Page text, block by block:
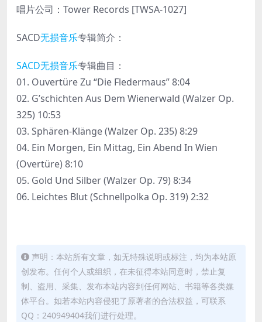
唱片公司：Tower Records [TWSA-1027]
SACD无损音乐专辑简介：
SACD无损音乐专辑曲目：
01. Ouvertüre Zu “Die Fledermaus” 8:04
02. G’schichten Aus Dem Wienerwald (Walzer Op.
325) 10:53
03. Sphären-Klänge (Walzer Op. 235) 8:29
04. Ein Morgen, Ein Mittag, Ein Abend In Wien
(Overtüre) 8:10
05. Gold Und Silber (Walzer Op. 79) 8:34
06. Leichtes Blut (Schnellpolka Op. 319) 2:32
声明：本站所有文章，如无特殊说明或标注，均为本站原
创发布。任何个人或组织，在未征得本站同意时，禁止复
制、盗用、采集、发布本站内容到任何网站、书籍等各类媒
体平台。如若本站内容侵犯了原著者的合法权益，可联系
QQ：240949404我们进行处理。